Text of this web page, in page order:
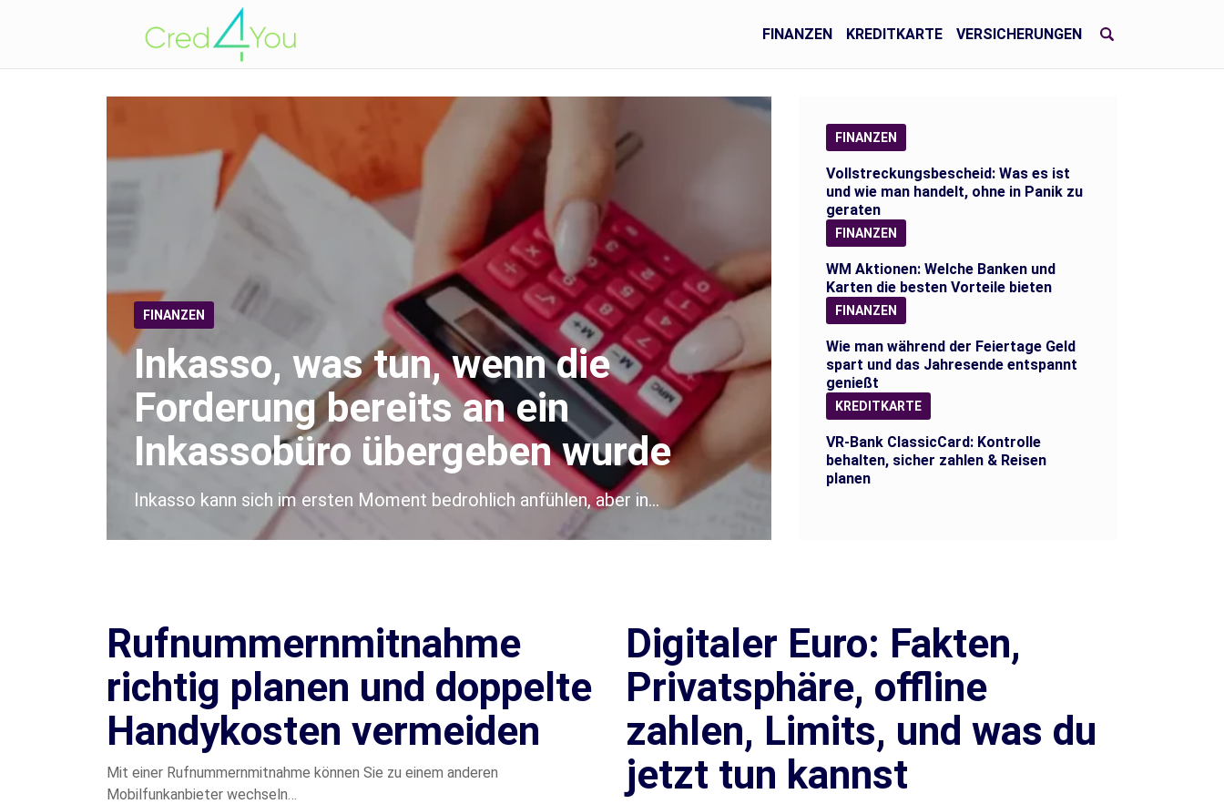
FINANZEN KREDITKARTE VERSICHERUNGEN
FINANZEN
Inkasso, was tun, wenn die
Forderung bereits an ein
Inkassobüro übergeben wurde
Inkasso kann sich im ersten Moment bedrohlich anfühlen, aber in…
FINANZEN
Vollstreckungsbescheid: Was es ist
und wie man handelt, ohne in Panik zu
geraten
FINANZEN
WM Aktionen: Welche Banken und
Karten die besten Vorteile bieten
FINANZEN
Wie man während der Feiertage Geld
spart und das Jahresende entspannt
genießt
KREDITKARTE
VR-Bank ClassicCard: Kontrolle
behalten, sicher zahlen & Reisen
planen
Rufnummernmitnahme
richtig planen und doppelte
Handykosten vermeiden
Mit einer Rufnummernmitnahme können Sie zu einem anderen
Mobilfunkanbieter wechseln…
Digitaler Euro: Fakten,
Privatsphäre, offline
zahlen, Limits, und was du
jetzt tun kannst